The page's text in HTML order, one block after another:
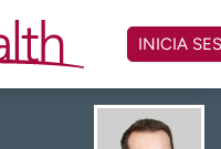
INICIA